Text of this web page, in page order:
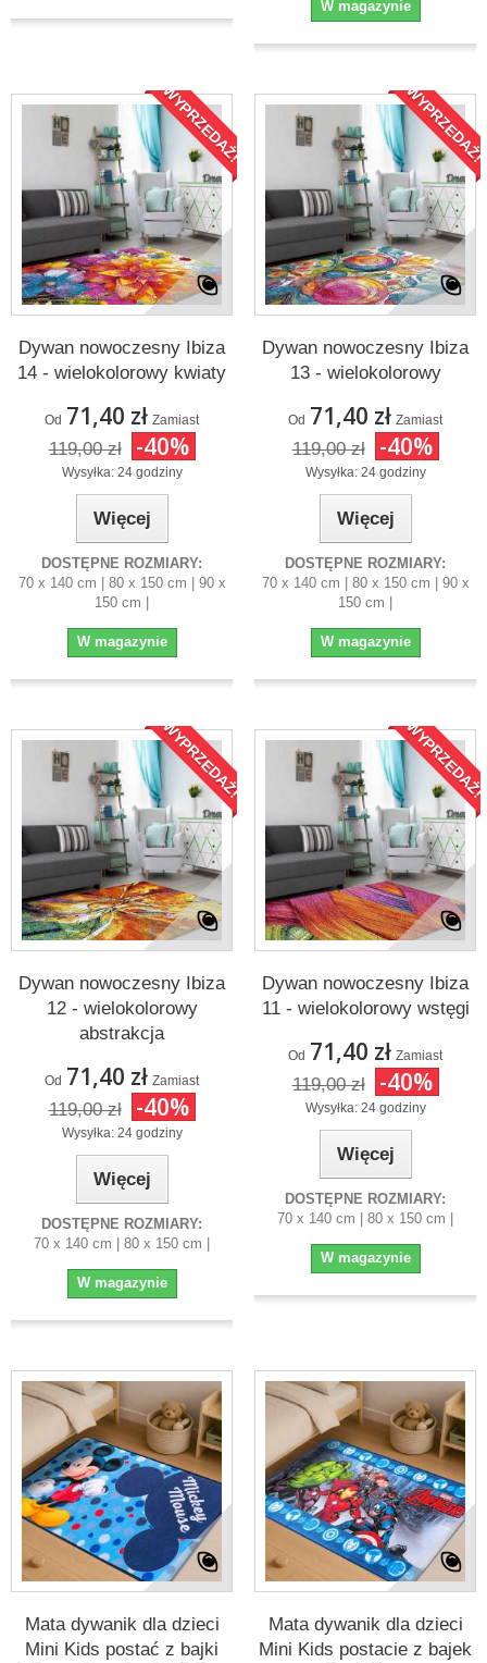
W magazynie
WYPRZEDAŻ!
Dywan nowoczesny Ibiza
14 - wielokolorowy kwiaty
Od 71,40 zł Zamiast
119,00 zł -40%
Wysyłka: 24 godziny
Więcej
DOSTĘPNE ROZMIARY:
70 x 140 cm | 80 x 150 cm | 90 x
150 cm |
W magazynie
WYPRZEDAŻ!
Dywan nowoczesny Ibiza
13 - wielokolorowy
Od 71,40 zł Zamiast
119,00 zł -40%
Wysyłka: 24 godziny
Więcej
DOSTĘPNE ROZMIARY:
70 x 140 cm | 80 x 150 cm | 90 x
150 cm |
W magazynie
WYPRZEDAŻ!
Dywan nowoczesny Ibiza
12 - wielokolorowy
abstrakcja
Od 71,40 zł Zamiast
119,00 zł -40%
Wysyłka: 24 godziny
Więcej
DOSTĘPNE ROZMIARY:
70 x 140 cm | 80 x 150 cm |
W magazynie
WYPRZEDAŻ!
Dywan nowoczesny Ibiza
11 - wielokolorowy wstęgi
Od 71,40 zł Zamiast
119,00 zł -40%
Wysyłka: 24 godziny
Więcej
DOSTĘPNE ROZMIARY:
70 x 140 cm | 80 x 150 cm |
W magazynie
Mata dywanik dla dzieci
Mini Kids postać z bajki
Mata dywanik dla dzieci
Mini Kids postacie z bajek